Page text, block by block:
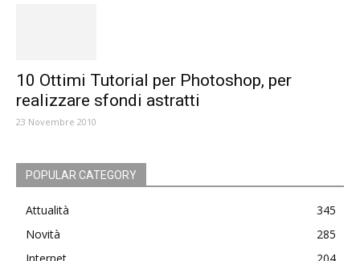
10 Ottimi Tutorial per Photoshop, per
realizzare sfondi astratti
23 Novembre 2010
POPULAR CATEGORY
Attualità
345
Novità
285